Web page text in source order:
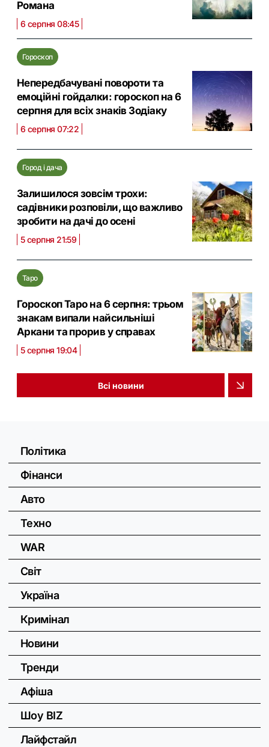
Романа
6 серпня 08:45
Гороскоп
Непередбачувані повороти та
емоційні гойдалки: гороскоп на 6
серпня для всіх знаків Зодіаку
6 серпня 07:22
Город і дача
Залишилося зовсім трохи:
садівники розповіли, що важливо
зробити на дачі до осені
5 серпня 21:59
Таро
Гороскоп Таро на 6 серпня: трьом
знакам випали найсильніші
Аркани та прорив у справах
5 серпня 19:04
Всі новини
Політика
Фінанси
Авто
Техно
WAR
Світ
Україна
Кримінал
Новини
Тренди
Афіша
Шоу BIZ
Лайфстайл